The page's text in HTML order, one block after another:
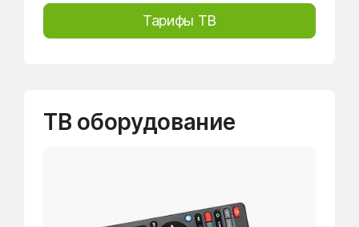
Тарифы ТВ
ТВ оборудование